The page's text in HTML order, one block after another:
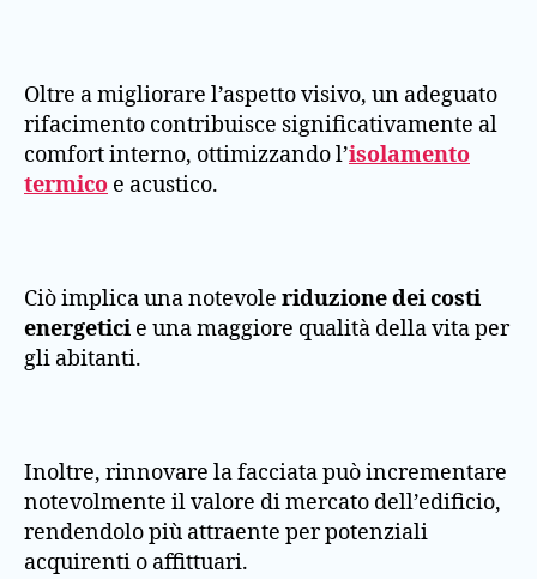
Oltre a migliorare l’aspetto visivo, un adeguato
rifacimento contribuisce significativamente al
comfort interno, ottimizzando l’isolamento
termico e acustico.
Ciò implica una notevole riduzione dei costi
energetici e una maggiore qualità della vita per
gli abitanti.
Inoltre, rinnovare la facciata può incrementare
notevolmente il valore di mercato dell’edificio,
rendendolo più attraente per potenziali
acquirenti o affittuari.